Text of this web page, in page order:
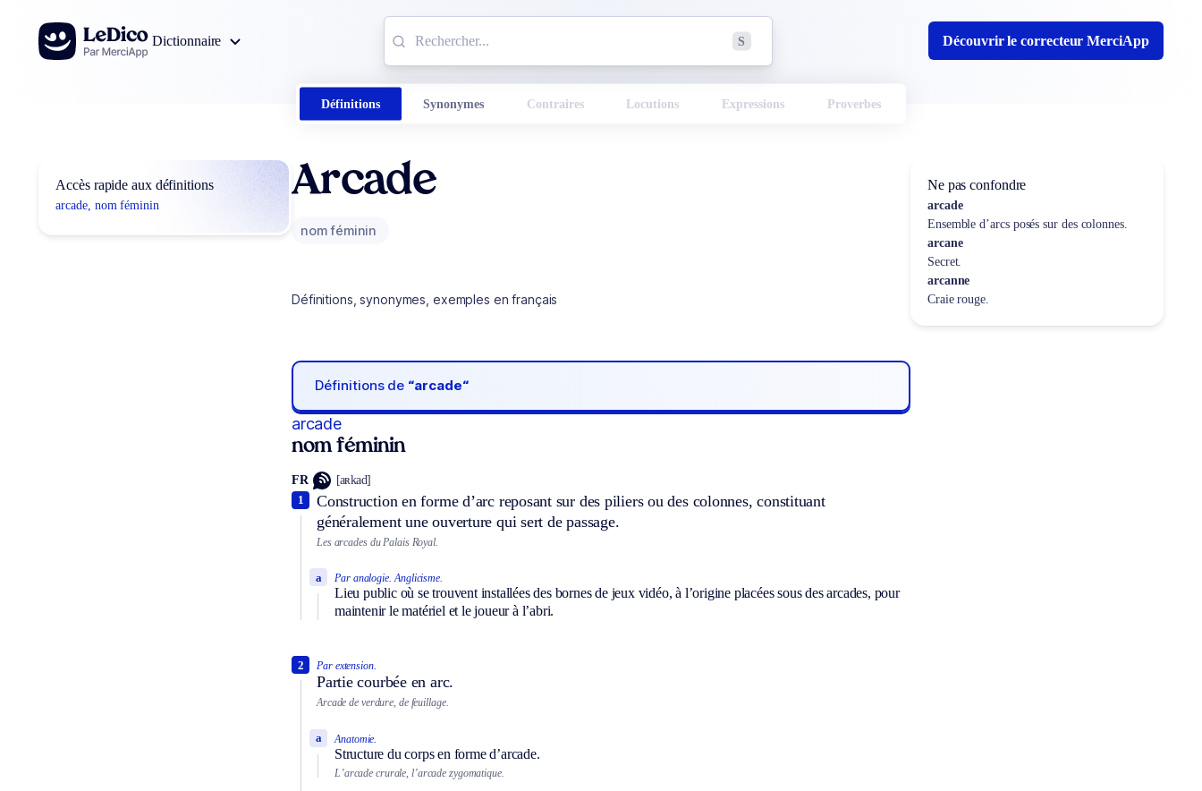
Aller au contenu
Dictionnaire
S Découvrir le correcteur MerciApp
Définitions Synonymes Contraires Locutions Expressions Proverbes
Accès rapide aux définitions
arcade, nom féminin
Arcade
nom féminin
Définitions, synonymes, exemples en français
Définitions de “arcade“
arcade
nom féminin
FR [aʀkad]
Construction en forme d’arc reposant sur des piliers ou des colonnes, constituant
généralement une ouverture qui sert de passage.
1
Les arcades du Palais Royal.
Par analogie. Anglicisme.
Lieu public où se trouvent installées des bornes de jeux vidéo, à l’origine placées sous des arcades, pour
maintenir le matériel et le joueur à l’abri.
a
Par extension.
Partie courbée en arc.
2
Arcade de verdure, de feuillage.
Anatomie.
Structure du corps en forme d’arcade.
a
L’arcade crurale, l’arcade zygomatique.
Ne pas confondre
arcade
Ensemble d’arcs posés sur des colonnes.
arcane
Secret.
arcanne
Craie rouge.